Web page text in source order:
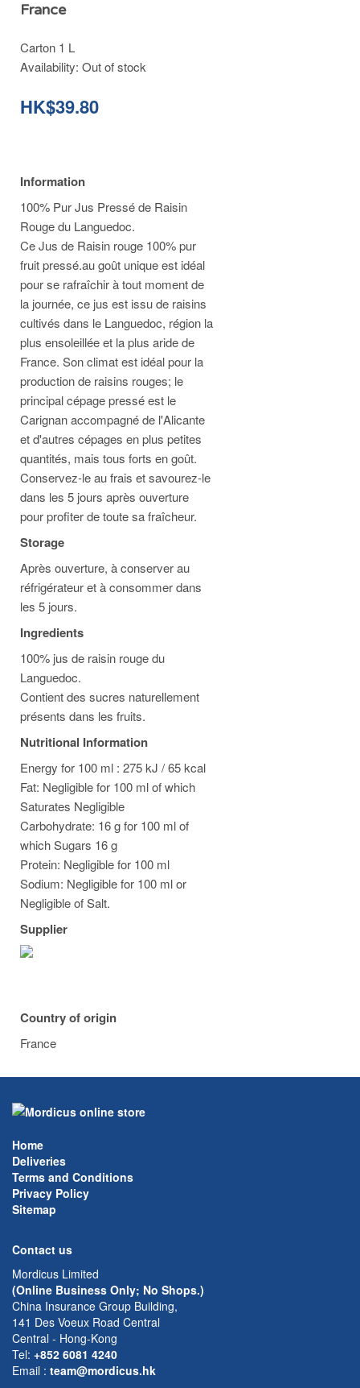
France
Carton 1 L
Availability: Out of stock
HK$39.80
Information
100% Pur Jus Pressé de Raisin
Rouge du Languedoc.
Ce Jus de Raisin rouge 100% pur
fruit pressé.au goût unique est idéal
pour se rafraîchir à tout moment de
la journée, ce jus est issu de raisins
cultivés dans le Languedoc, région la
plus ensoleillée et la plus aride de
France. Son climat est idéal pour la
production de raisins rouges; le
principal cépage pressé est le
Carignan accompagné de l'Alicante
et d'autres cépages en plus petites
quantités, mais tous forts en goût.
Conservez-le au frais et savourez-le
dans les 5 jours après ouverture
pour profiter de toute sa fraîcheur.
Storage
Après ouverture, à conserver au
réfrigérateur et à consommer dans
les 5 jours.
Ingredients
100% jus de raisin rouge du
Languedoc.
Contient des sucres naturellement
présents dans les fruits.
Nutritional Information
Energy for 100 ml : 275 kJ / 65 kcal
Fat: Negligible for 100 ml of which
Saturates Negligible
Carbohydrate: 16 g for 100 ml of
which Sugars 16 g
Protein: Negligible for 100 ml
Sodium: Negligible for 100 ml or
Negligible of Salt.
Supplier
Country of origin
France
Home
Deliveries
Terms and Conditions
Privacy Policy
Sitemap
Contact us
Mordicus Limited
(Online Business Only; No Shops.)
China Insurance Group Building,
141 Des Voeux Road Central
Central - Hong-Kong
Tel: +852 6081 4240
Email : team@mordicus.hk